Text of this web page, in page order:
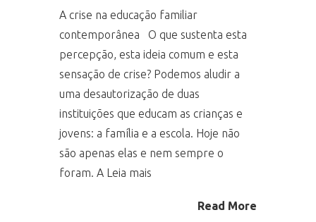
A crise na educação familiar
contemporânea O que sustenta esta
percepção, esta ideia comum e esta
sensação de crise? Podemos aludir a
uma desautorização de duas
instituições que educam as crianças e
jovens: a família e a escola. Hoje não
são apenas elas e nem sempre o
foram. A Leia mais
Read More